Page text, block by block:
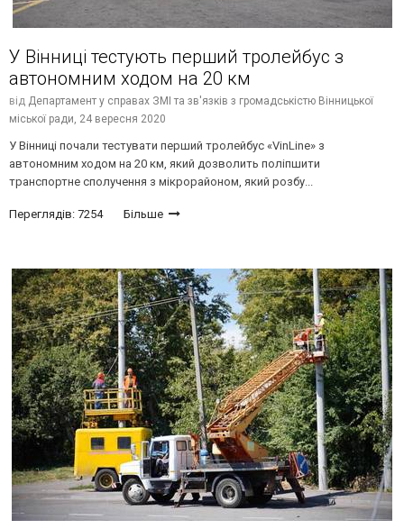
У Вінниці тестують перший тролейбус з
автономним ходом на 20 км
від Департамент у справах ЗМІ та зв'язків з громадськістю Вінницької
міської ради, 24 вересня 2020
У Вінниці почали тестувати перший тролейбус «VinLine» з
автономним ходом на 20 км, який дозволить поліпшити
транспортне сполучення з мікрорайоном, який розбу...
Переглядів: 7254 Більше